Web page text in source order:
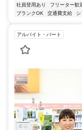
社員登用あり フリーター歓
ブランクOK
交通費支給 シ
アルバイト・パート